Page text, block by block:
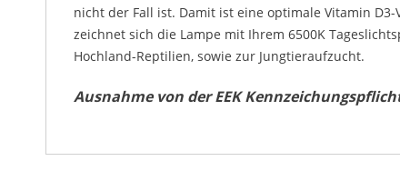
nicht der Fall ist. Damit ist eine optimale Vitamin
zeichnet sich die Lampe mit Ihrem 6500K
Hochland-Reptilien, sowie zur Jungtieraufzucht.
Ausnahme von der EEK